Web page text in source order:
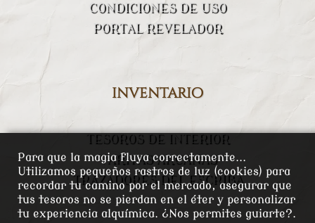
CONDICIONES DE USO
PORTAL REVELADOR
inventario
TESOROS DE INTERIOR
VARITAS ARCANAS
TRAZADORES DEL ESCRIBA
Para que la magia fluya correctamente...
Utilizamos pequeños rastros de luz (cookies) para
recordar tu camino por el mercado, asegurar que
tus tesoros no se pierdan en el éter y personalizar
tu experiencia alquímica. ¿Nos permites guiarte?.